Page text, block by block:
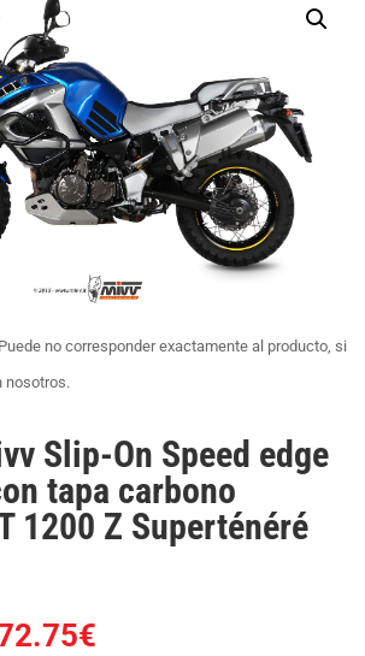
no corresponder exactamente al producto, si
nosotros.
Slip-On Speed edge
tapa carbono
1200 Z Superténéré
€